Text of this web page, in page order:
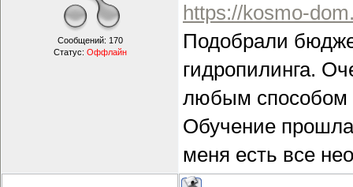
Сообщений: 170
Статус: Оффлайн
https://kosmo-
Подобрали
гидропилинга.
любым способом
Обучение
меня есть все